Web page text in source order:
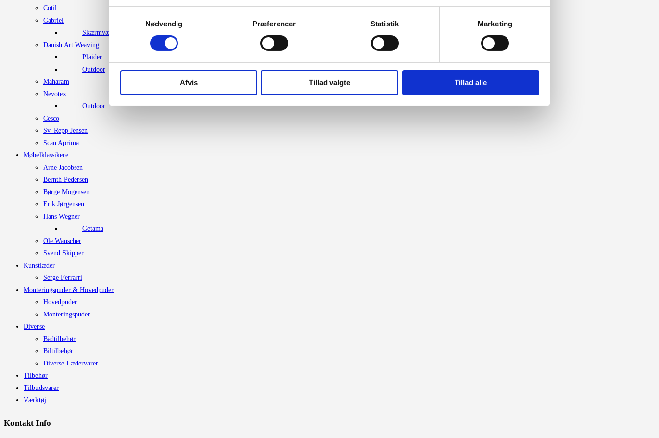
Nødvendig
Præferencer Statistik Marketing
Afvis Tillad valgte Tillad alle
Cotil
Gabriel
Skærmvægstof
Danish Art Weaving
Plaider
Outdoor
Maharam
Nevotex
Outdoor
Cesco
Sv. Repp Jensen
Scan Aprima
Møbelklassikere
Arne Jacobsen
Bernth Pedersen
Børge Mogensen
Erik Jørgensen
Hans Wegner
Getama
Ole Wanscher
Svend Skipper
Kunstlæder
Serge Ferrarri
Monteringspuder & Hovedpuder
Hovedpuder
Monteringspuder
Diverse
Bådtilbehør
Biltilbehør
Diverse Lædervarer
Tilbehør
Tilbudsvarer
Værktøj
Kontakt Info